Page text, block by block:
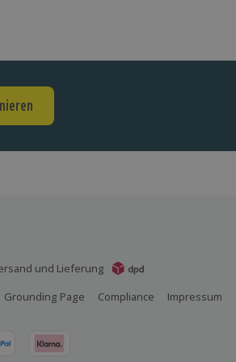
und Lieferung
Grounding Page Compliance Impressum